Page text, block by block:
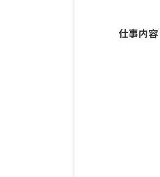
仕事内容